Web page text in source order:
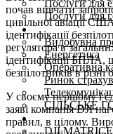
Послуги для
Послуги для
Сфери
Видобувна
Енергетика
Оперативна
Ринок
СІЛЬСЬКЕ
Дрони
DJI
почав вивчати
цивільної авіації
ідентифікації
регулятора в
ідентифікації БПЛА,
безпілотників в різні
У своєму першому і
заяві компанія DJI
правил, в цілому.